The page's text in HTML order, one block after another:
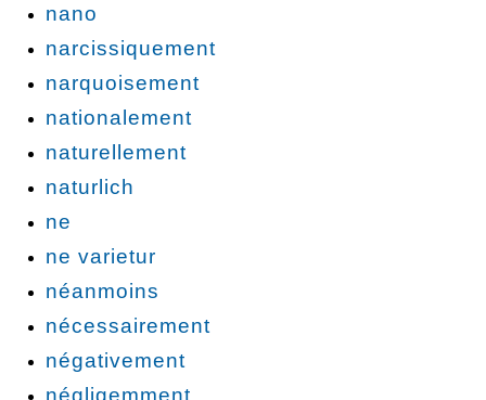
nano
narcissiquement
narquoisement
nationalement
naturellement
naturlich
ne
ne varietur
néanmoins
nécessairement
négativement
négligemment